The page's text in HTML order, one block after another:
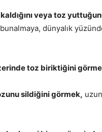
veya toz
bunalmaya, dünyalık
toz biriktiğini
sildiğini görmek,